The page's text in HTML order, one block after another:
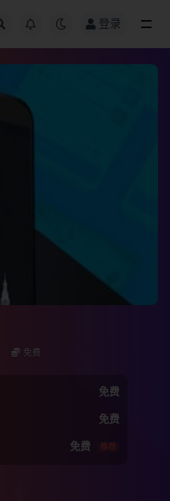
登录
免费
免费
免费
免费 推荐